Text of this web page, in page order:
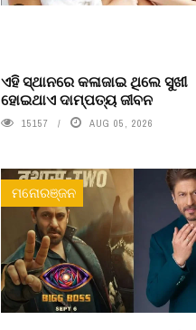
ଏହି ସ୍ଥାନରେ କଳାଜାଇ ଥିଲେ ସୁଖୀ
ହୋଇଥାଏ ଦାମ୍ପତ୍ୟ ଜୀବନ
15157 AUG 05, 2026
ମନୋରଞ୍ଜନ